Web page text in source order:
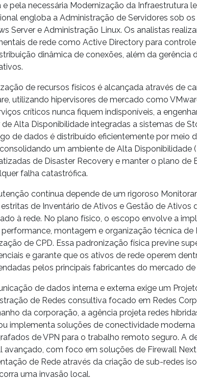
e pela necessária Modernização da Infraestrutura
engloba a Administração de Servidores sob
Server e Administração Linux. Os analistas
de rede como Active Directory para
dinâmica de conexões, além da gerência
de recursos físicos é alcançada através de
utilizando hipervisores de mercado como
críticos nunca fiquem indisponíveis, a
de Alta Disponibilidade integradas a sistemas de
de dados é distribuído eficientemente por meio
um ambiente de Alta Disponibilidade
de Disaster Recovery e manter o plano de
falha catastrófica.
contínua depende de um rigoroso
de Inventário de Ativos e Gestão de Ativos
à rede. No plano físico, o escopo envolve a
montagem e organização técnica de
de CPD. Essa padronização física previne
e garante que os ativos de rede operem
pelos principais fabricantes do mercado
de dados interna e externa exige um
de Redes consultiva focado em Redes
da corporação, a agência projeta redes
implementa soluções de conectividade moderna
deVPN para o trabalho remoto seguro. A
avançado, com foco em soluções de Firewall
de Rede através da criação de sub-redes
uma invasão local.